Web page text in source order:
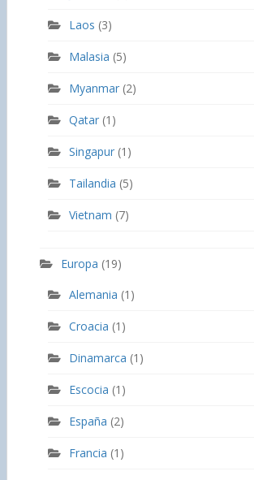
Laos (3)
Malasia (5)
Myanmar (2)
Qatar (1)
Singapur (1)
Tailandia (5)
Vietnam (7)
Europa (19)
Alemania (1)
Croacia (1)
Dinamarca (1)
Escocia (1)
España (2)
Francia (1)